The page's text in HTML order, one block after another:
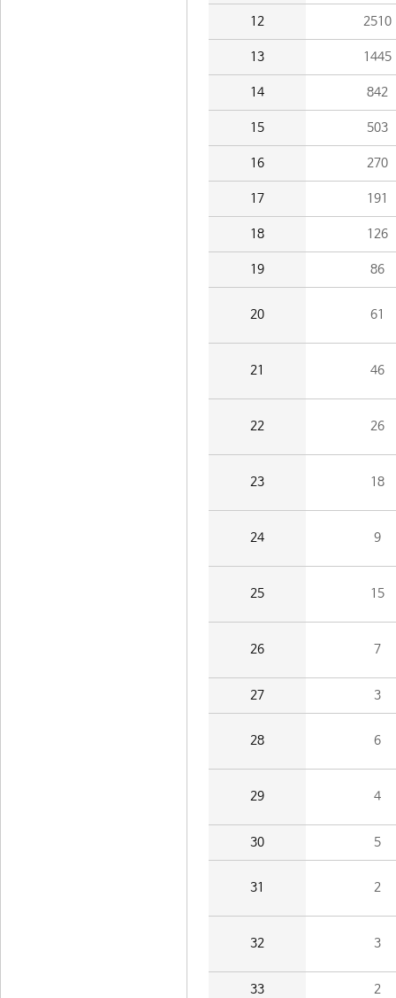
12 2510
13 1445
14 842
15 503
16 270
17 191
18 126
19 86
20 61
21 46
22 26
23 18
24 9
25 15
26 7
27 3
28 6
29 4
30 5
31 2
32 3
33 2